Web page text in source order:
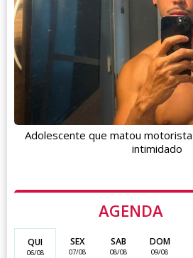
AGENDA
QUI
06/08
SEX
07/08
SAB
08/08
DOM
09/08
Adolescente que matou
intimidado